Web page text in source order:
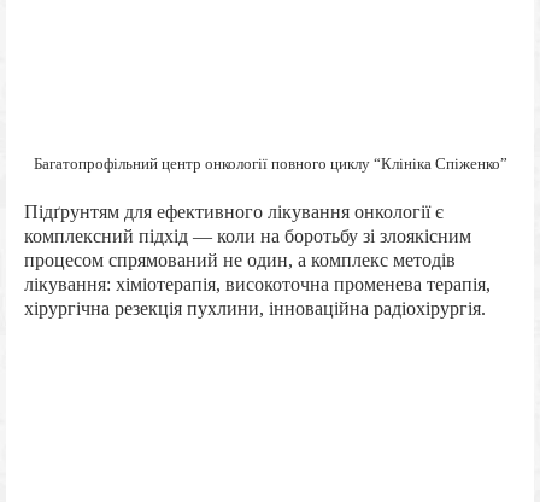
Багатопрофільний центр онкології повного циклу “Клініка Спіженко”
Підґрунтям для ефективного лікування онкології є
комплексний підхід — коли на боротьбу зі злоякісним
процесом спрямований не один, а комплекс методів
лікування: хіміотерапія, високоточна променева терапія,
хірургічна резекція пухлини, інноваційна радіохірургія.